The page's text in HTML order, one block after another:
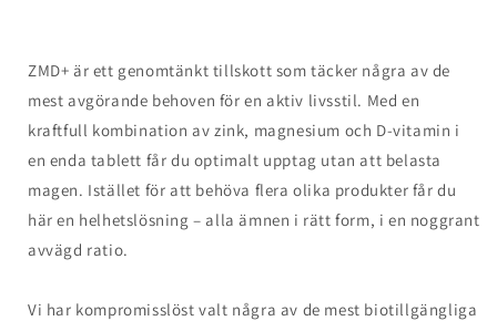
ZMD+ är ett genomtänkt tillskott som täcker några av de
mest avgörande behoven för en aktiv livsstil. Med en
kraftfull kombination av zink, magnesium och D-vitamin i
en enda tablett får du optimalt upptag utan att belasta
magen. Istället för att behöva flera olika produkter får du
här en helhetslösning – alla ämnen i rätt form, i en noggrant
avvägd ratio.
Vi har kompromisslöst valt några av de mest biotillgängliga